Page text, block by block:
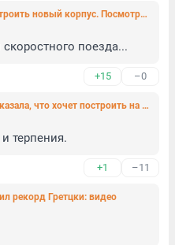
К ТРК «Галерея» с юга хотят пристроить новый корпус. Посмотрите, каким он будет
поезда...
+15 –0
Компания Игоря Водопьянова показала, что хочет построить на Смоленке. Но ее не устраивают новые регламенты
терпения.
+1 –11
рекорд Гретцки: видео